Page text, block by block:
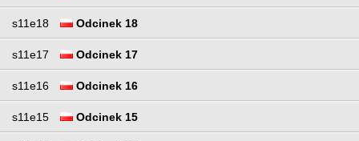
s11e18 Odcinek 18
s11e17 Odcinek 17
s11e16 Odcinek 16
s11e15 Odcinek 15